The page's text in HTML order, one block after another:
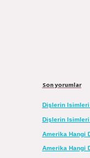
Son yorumlar
Dişlerin
Dişlerin
Amerika Hangi
Amerika Hangi